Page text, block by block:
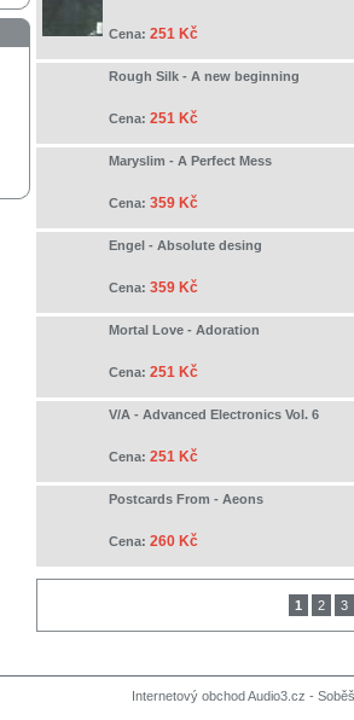
Cena: 251 Kč
Rough Silk - A new beginning
Cena: 251 Kč
Maryslim - A Perfect Mess
Cena: 359 Kč
Engel - Absolute desing
Cena: 359 Kč
Mortal Love - Adoration
Cena: 251 Kč
V/A - Advanced Electronics Vol. 6
Cena: 251 Kč
Postcards From - Aeons
Cena: 260 Kč
1 2 3
Internetový obchod Audio3.cz -